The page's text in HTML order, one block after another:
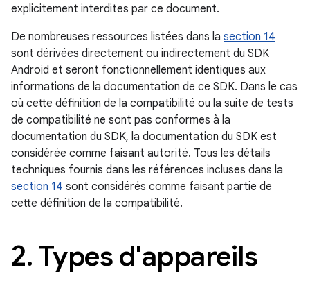
explicitement interdites par ce document.
De nombreuses ressources listées dans la section 14
sont dérivées directement ou indirectement du SDK
Android et seront fonctionnellement identiques aux
informations de la documentation de ce SDK. Dans le cas
où cette définition de la compatibilité ou la suite de tests
de compatibilité ne sont pas conformes à la
documentation du SDK, la documentation du SDK est
considérée comme faisant autorité. Tous les détails
techniques fournis dans les références incluses dans la
section 14 sont considérés comme faisant partie de
cette définition de la compatibilité.
2. Types d'appareils